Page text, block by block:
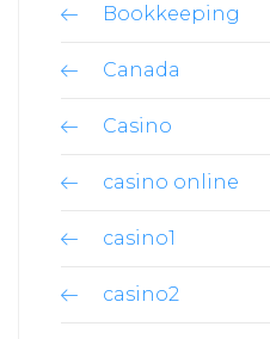
Bookkeeping
Canada
Casino
casino online
casino1
casino2